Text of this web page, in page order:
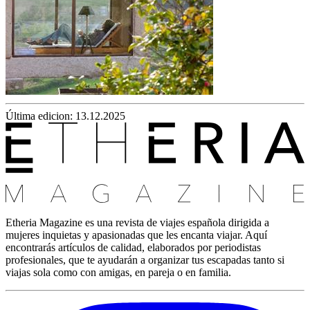
Última edicion: 13.12.2025
Etheria Magazine es una revista de viajes española dirigida a
mujeres inquietas y apasionadas que les encanta viajar. Aquí
encontrarás artículos de calidad, elaborados por periodistas
profesionales, que te ayudarán a organizar tus escapadas tanto si
viajas sola como con amigas, en pareja o en familia.